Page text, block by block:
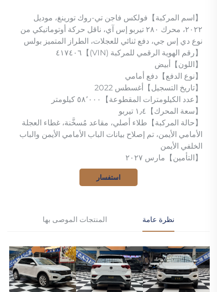
【اسم المركبة】فولكس فاجن تي-روك تورينغ، موديل
٢٠٢٢، محرك ٢٨٠ تيربو إس آي، ناقل حركة أوتوماتيكي من
نوع دي إس جي، دفع ثنائي للعجلات، الطراز المتميز بولس
【رقم الهوية الرقمي للمركبة (VIN)】٤١٧٤٠٦
【اللون】أبيض
【نوع الدفع】دفع أمامي
【تاريخ التسجيل】أغسطس 2022
【عدد الكيلومترات المقطوعة】٥٨٬٠٠٠ كيلومتر
【سعة المحرك】١٫٤ تيربو
【حالة المركبة】طلاء أصلي، مقاعد مُسخَّنة، غطاء العجلة
الأمامي الأيمن، تم إصلاح بيانات الباب الأمامي الأيمن والباب
الخلفي الأيمن
【التأمين】مارس ٢٠٢٧
استفسار
نظرة عامة المنتجات الموصى بها